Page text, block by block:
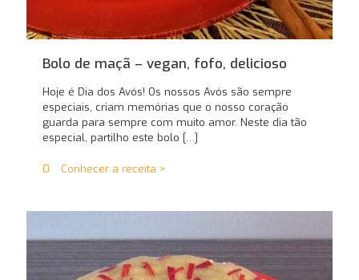
Bolo de maçã – vegan, fofo, delicioso
Hoje é Dia dos Avós! Os nossos Avós são sempre
especiais, criam memórias que o nosso coração
guarda para sempre com muito amor. Neste dia tão
especial, partilho este bolo […]
0 Conhecer a receita >